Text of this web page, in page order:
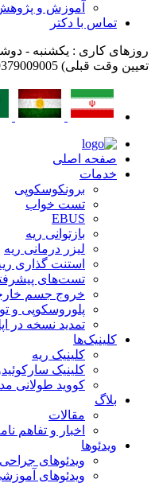
آموزش و
تماس با دکتر
تعیین وقت قبلی) - 02191308676
صفحه اصلی
خدمات
برونکوسکوپی
تست خواب
EBUS
بازتوانی ریه
لیزر درمانی ریه
استنت گذاری
تست‌های
خروج جسم
پلوروسکوپی و
تمدید نسخه در
کلینیک‌ها
کلینیک ریه
کلینیک
کووید طولانی
بلاگ
مقالات
اخبار و تفاهم
ویدئو‌ها
ویدئوهای جراحی
ویدئوهای